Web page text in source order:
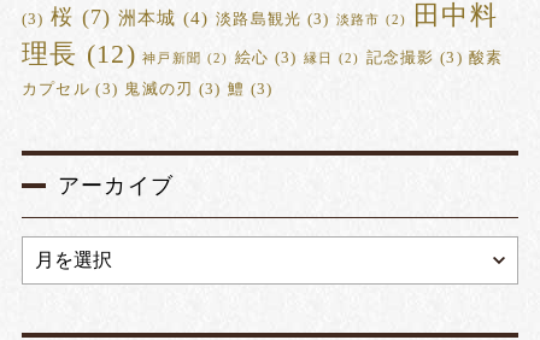
(3) 桜 (7) 洲本城 (4) 淡路島観光 (3) 淡路市 (2)
田中料
理長 (12) 神戸新聞 (2) 絵心 (3) 縁日 (2) 記念撮影 (3) 酸素
カプセル (3) 鬼滅の刃 (3) 鱧 (3)
アーカイブ